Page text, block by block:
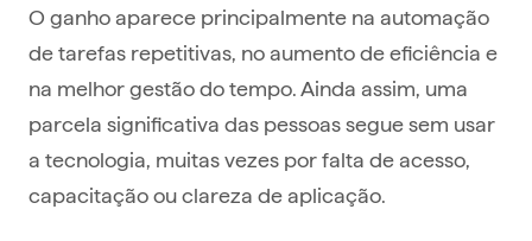
O ganho aparece principalmente na automação
de tarefas repetitivas, no aumento de eficiência e
na melhor gestão do tempo. Ainda assim, uma
parcela significativa das pessoas segue sem usar
a tecnologia, muitas vezes por falta de acesso,
capacitação ou clareza de aplicação.